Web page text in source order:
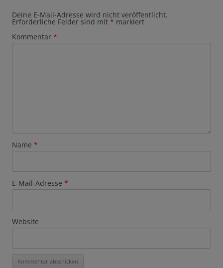
Deine E-Mail-Adresse wird nicht veröffentlicht.
Erforderliche Felder sind mit * markiert
Kommentar *
Name *
E-Mail-Adresse *
Website